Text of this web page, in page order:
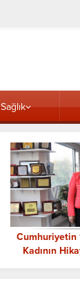
Sağlık
Cumhuriyetin
Kadının